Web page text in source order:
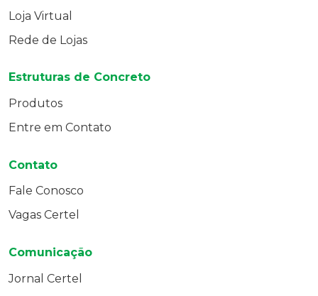
Loja Virtual
Rede de Lojas
Estruturas de Concreto
Produtos
Entre em Contato
Contato
Fale Conosco
Vagas Certel
Comunicação
Jornal Certel